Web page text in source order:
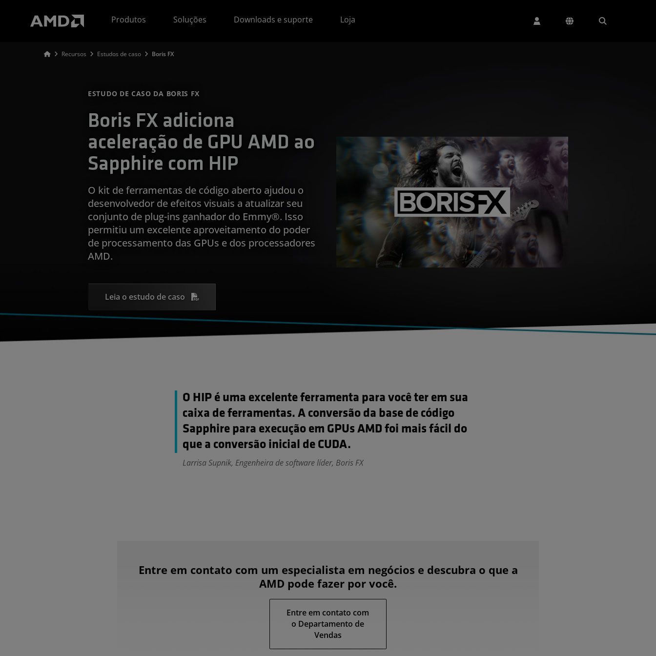
Produtos
Soluções Downloads e suporte Loja
Recursos Estudos de caso Boris FX
ESTUDO DE CASO DA BORIS FX
Boris FX adiciona
aceleração de GPU AMD ao
Sapphire com HIP
O kit de ferramentas de código aberto ajudou o
desenvolvedor de efeitos visuais a atualizar seu
conjunto de plug-ins ganhador do Emmy®. Isso
permitiu um excelente aproveitamento do poder
de processamento das GPUs e dos processadores
AMD.
Leia o estudo de caso
O HIP é uma excelente ferramenta para você ter em sua
caixa de ferramentas. A conversão da base de código
Sapphire para execução em GPUs AMD foi mais fácil do
que a conversão inicial de CUDA.
Larrisa Supnik, Engenheira de software líder, Boris FX
Entre em contato com um especialista em negócios e descubra o que a
AMD pode fazer por você.
Entre em contato com
o Departamento de
Vendas